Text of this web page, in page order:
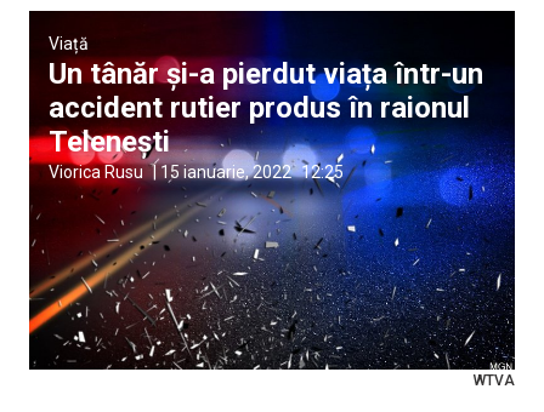
WTVA
Viață
Un tânăr și-a pierdut viața într-un
accident rutier produs în raionul
Telenești
Viorica Rusu | 15 ianuarie, 2022 12:25